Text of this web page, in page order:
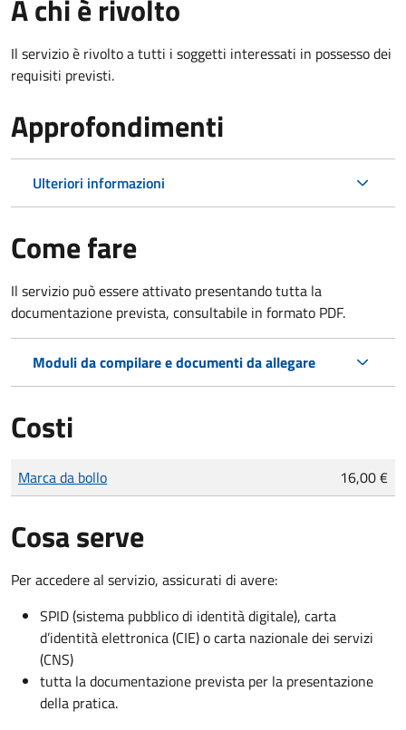
A chi è rivolto
Il servizio è rivolto a tutti i soggetti interessati in possesso dei
requisiti previsti.
Approfondimenti
Ulteriori informazioni
Come fare
Il servizio può essere attivato presentando tutta la
documentazione prevista, consultabile in formato PDF.
Moduli da compilare e documenti da allegare
Costi
Tipo di pagamento
Importo
Marca da bollo 16,00 €
Cosa serve
Per accedere al servizio, assicurati di avere:
SPID (sistema pubblico di identità digitale), carta
d’identità elettronica (CIE) o carta nazionale dei servizi
(CNS)
tutta la documentazione prevista per la presentazione
della pratica.